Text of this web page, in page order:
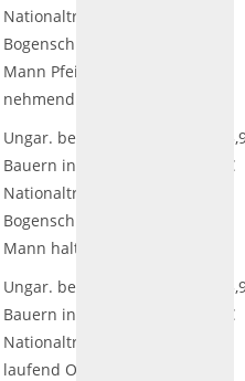
Nationaltracht,
Bogenschütze,
Mann Pfeil
nehmend
Ungar. bewaffn.
Bauern in
Nationaltracht,
Bogenschütze,
Mann haltend
€
Ungar. bewaffn.
Bauern in
Nationaltracht,
laufend Offizier
€